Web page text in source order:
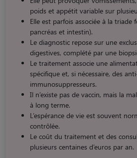
poids et appétit variable sur
Elle est parfois associée à la triade
pancréas et intestin).
Le diagnostic repose sur une
digestives, complété par une
Le traitement associe une
spécifique et, si nécessaire, des
immunosuppresseurs.
Il n’existe pas de vaccin, mais la
à long terme.
L’espérance de vie est souvent
contrôlée.
Le coût du traitement et des
plusieurs centaines d’euros par an.